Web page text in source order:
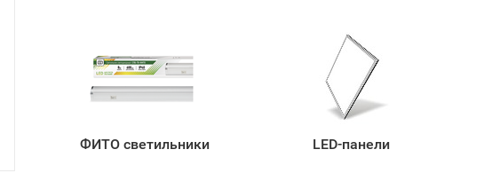
ФИТО светильники LED-панели